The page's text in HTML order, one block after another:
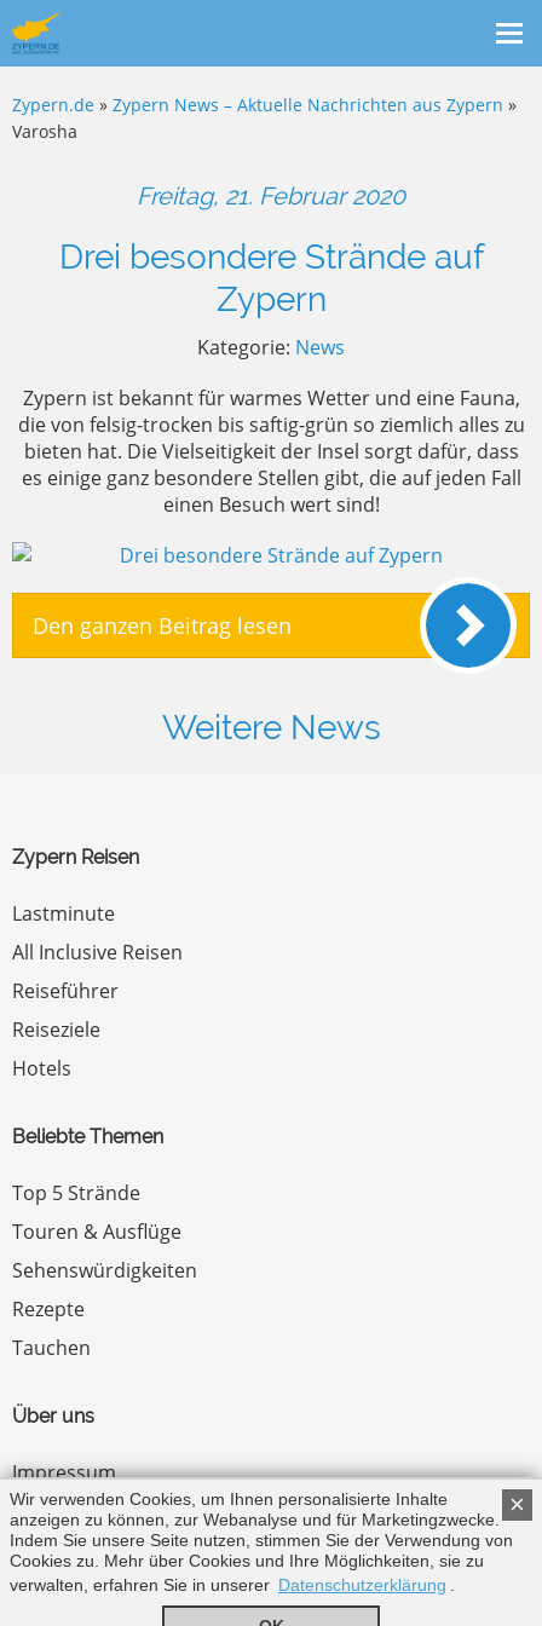
Zypern.de » Zypern News – Aktuelle Nachrichten aus Zypern »
Varosha
Freitag, 21. Februar 2020
Drei besondere Strände auf
Zypern
Kategorie: News
Zypern ist bekannt für warmes Wetter und eine Fauna,
die von felsig-trocken bis saftig-grün so ziemlich alles zu
bieten hat. Die Vielseitigkeit der Insel sorgt dafür, dass
es einige ganz besondere Stellen gibt, die auf jeden Fall
einen Besuch wert sind!
Den ganzen Beitrag lesen
Weitere News
Zypern Reisen
Lastminute
All Inclusive Reisen
Reiseführer
Reiseziele
Hotels
Beliebte Themen
Top 5 Strände
Touren & Ausflüge
Sehenswürdigkeiten
Rezepte
Tauchen
Über uns
Impressum
Datenschutz
Zum Menü ↑
© Copyright 2026 by Zypern.de
×
Wir verwenden Cookies, um Ihnen personalisierte Inhalte
anzeigen zu können, zur Webanalyse und für Marketingzwecke.
Indem Sie unsere Seite nutzen, stimmen Sie der Verwendung von
Cookies zu. Mehr über Cookies und Ihre Möglichkeiten, sie zu
verwalten, erfahren Sie in unserer Datenschutzerklärung